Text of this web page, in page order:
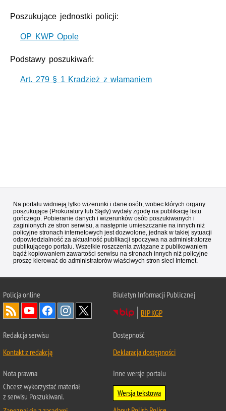
Poszukujące jednostki policji:
OP KWP Opole
Podstawy poszukiwań:
Art. 279 § 1 Kradzież z włamaniem
Na portalu widnieją tylko wizerunki i dane osób, wobec których organy
poszukujące (Prokuratury lub Sądy) wydały zgodę na publikację listu
gończego. Pobieranie danych i wizerunków osób poszukiwanych i
zaginionych ze stron serwisu, a następnie umieszczanie na innych niż
policyjne stronach internetowych jest dozwolone, jednak w takiej sytuacji
odpowiedzialność za aktualność publikacji spoczywa na administratorze
publikującego portalu. Wszelkie roszczenia związane z publikowaniem
bądź kopiowaniem zawartości serwisu na stronach innych niż policyjne
proszę kierować do administratorów właściwych stron sieci Internet.
Policjaonline
Biuletyn Informacji Publicznej
BIP KGP
Redakcja serwisu
Kontakt z redakcją
Dostępność
Deklaracja dostępności
Nota prawna
Chcesz wykorzystać materiał
z serwisu Poszukiwani.
Inne wersje portalu
Wersja tekstowa